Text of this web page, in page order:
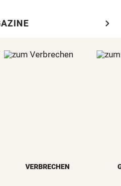
chevron_right
VERBRECHEN